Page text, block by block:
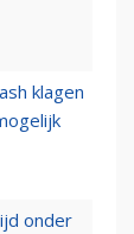
klagen
onder